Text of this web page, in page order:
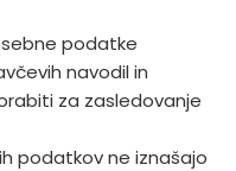
podatke
navodil in
za zasledovanje
podatkov ne iznašajo